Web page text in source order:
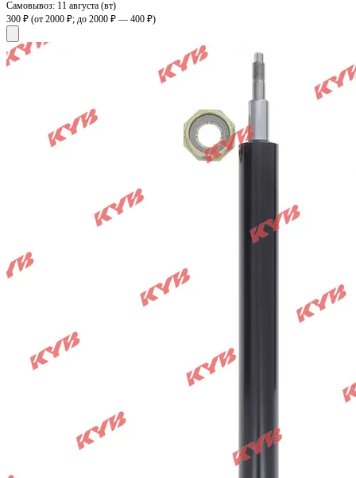
Самовывоз: 11 августа (вт)
300 ₽ (от 2000 ₽; до 2000 ₽ — 400 ₽)